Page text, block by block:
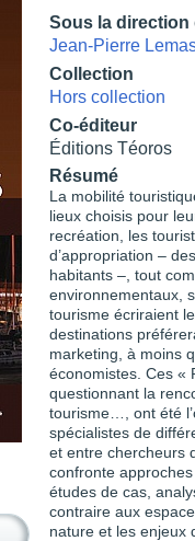
Sous la direction
Jean-Pierre
Collection
Hors collection
Co-éditeur
Éditions Téoros
Résumé
La mobilité
lieux choisis pour
recréation, les
d’appropriation –
habitants –, tout
environnementaux,
tourisme écriraient
destinations
marketing, à moins
économistes. Ces «
questionnant la
tourisme…, ont été
spécialistes de
et entre chercheurs
confronte
études de cas,
contraire aux
nature et les enjeux